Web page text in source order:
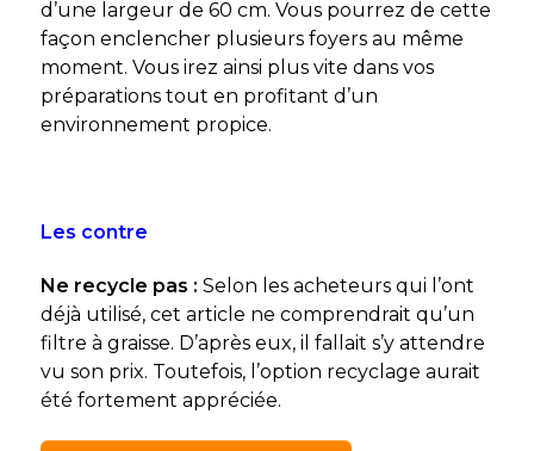
d’une largeur de 60 cm. Vous pourrez de cette
façon enclencher plusieurs foyers au même
moment. Vous irez ainsi plus vite dans vos
préparations tout en profitant d’un
environnement propice.
Les contre
Ne recycle pas : Selon les acheteurs qui l’ont
déjà utilisé, cet article ne comprendrait qu’un
filtre à graisse. D’après eux, il fallait s’y attendre
vu son prix. Toutefois, l’option recyclage aurait
été fortement appréciée.